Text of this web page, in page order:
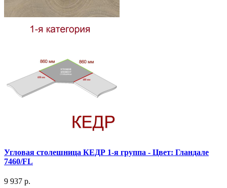
Угловая столешница КЕДР 1-я группа - Цвет: Гландале
7460/FL
9 937 р.